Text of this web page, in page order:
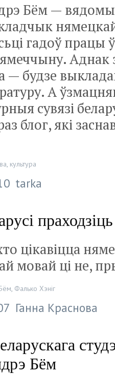
Бём —
гадоў працы
Аднак
— будзе
А
сувязі
блог, які
, культура
tarka
цікавіцца
мовай ці не,
, Фалько Хэніг
Ганна Краснова
Бём